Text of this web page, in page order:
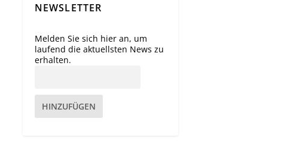
NEWSLETTER
Melden Sie sich hier an, um
laufend die aktuellsten News zu
erhalten.
HINZUFÜGEN